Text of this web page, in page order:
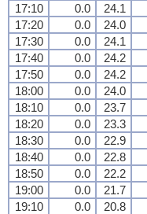
17:10
0.0 24.1
17:20
0.0 24.0
17:30
0.0 24.1
17:40
0.0 24.2
17:50
0.0 24.2
18:00
0.0 24.0
18:10
0.0 23.7
18:20
0.0 23.3
18:30
0.0 22.9
18:40
0.0 22.8
18:50
0.0 22.2
19:00
0.0 21.7
19:10
0.0 20.8